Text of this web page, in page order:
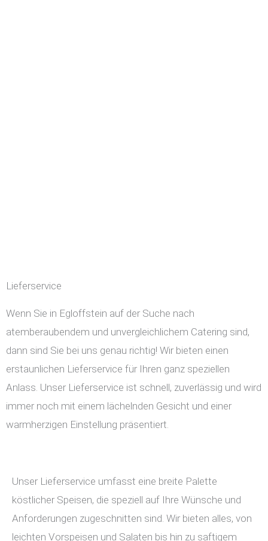
Lieferservice
Wenn Sie in Egloffstein auf der Suche nach
atemberaubendem und unvergleichlichem Catering sind,
dann sind Sie bei uns genau richtig! Wir bieten einen
erstaunlichen Lieferservice für Ihren ganz speziellen
Anlass. Unser Lieferservice ist schnell, zuverlässig und wird
immer noch mit einem lächelnden Gesicht und einer
warmherzigen Einstellung präsentiert.
Unser Lieferservice umfasst eine breite Palette
köstlicher Speisen, die speziell auf Ihre Wünsche und
Anforderungen zugeschnitten sind. Wir bieten alles, von
leichten Vorspeisen und Salaten bis hin zu saftigem